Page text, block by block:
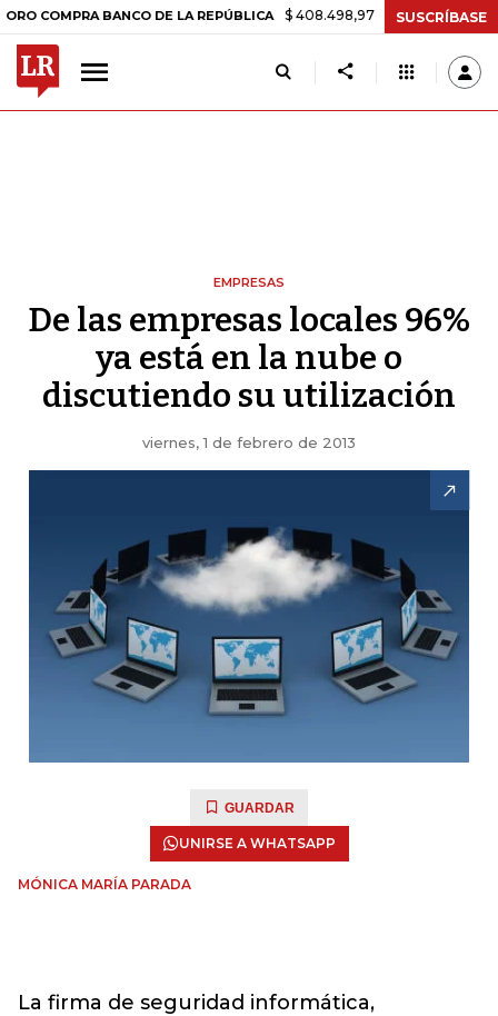
BANCO DE LA REPÚBLICA $ 408.498,97 +$ 8.753,81 +2,19%
SUSCRÍBASE
EMPRESAS
De las empresas locales 96%
ya está en la nube o
discutiendo su utilización
viernes, 1 de febrero de 2013
GUARDAR
UNIRSE A WHATSAPP
MÓNICA MARÍA PARADA
La firma de seguridad informática,